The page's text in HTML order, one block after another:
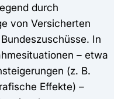
durch
von Versicherten
In
– etwa
(z. B.
Effekte) –